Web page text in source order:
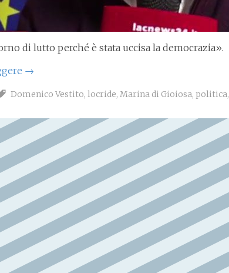
di lutto perché è stata uccisa la democrazia».
→
Domenico Vestito, locride, Marina di Gioiosa, politica,